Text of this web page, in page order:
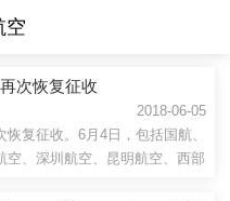
空
次恢复征收
2018-06-05
复征收。6月4日，包括国航、
空、深圳航空、昆明航空、西部